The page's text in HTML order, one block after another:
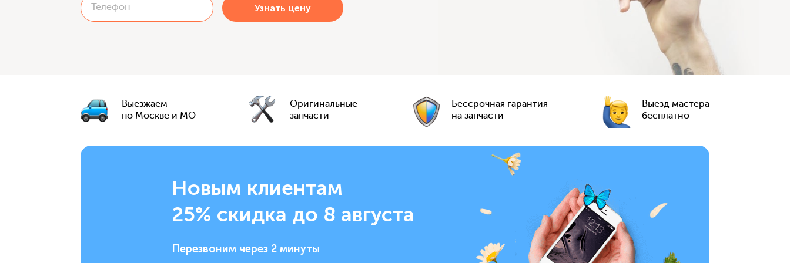
Выезжаем
по Москве и МО
Оригинальные
запчасти
Бессрочная гарантия
на запчасти
Выезд мастера
бесплатно
Новым клиентам
25% скидка до 8 августа
Перезвоним через 2 минуты